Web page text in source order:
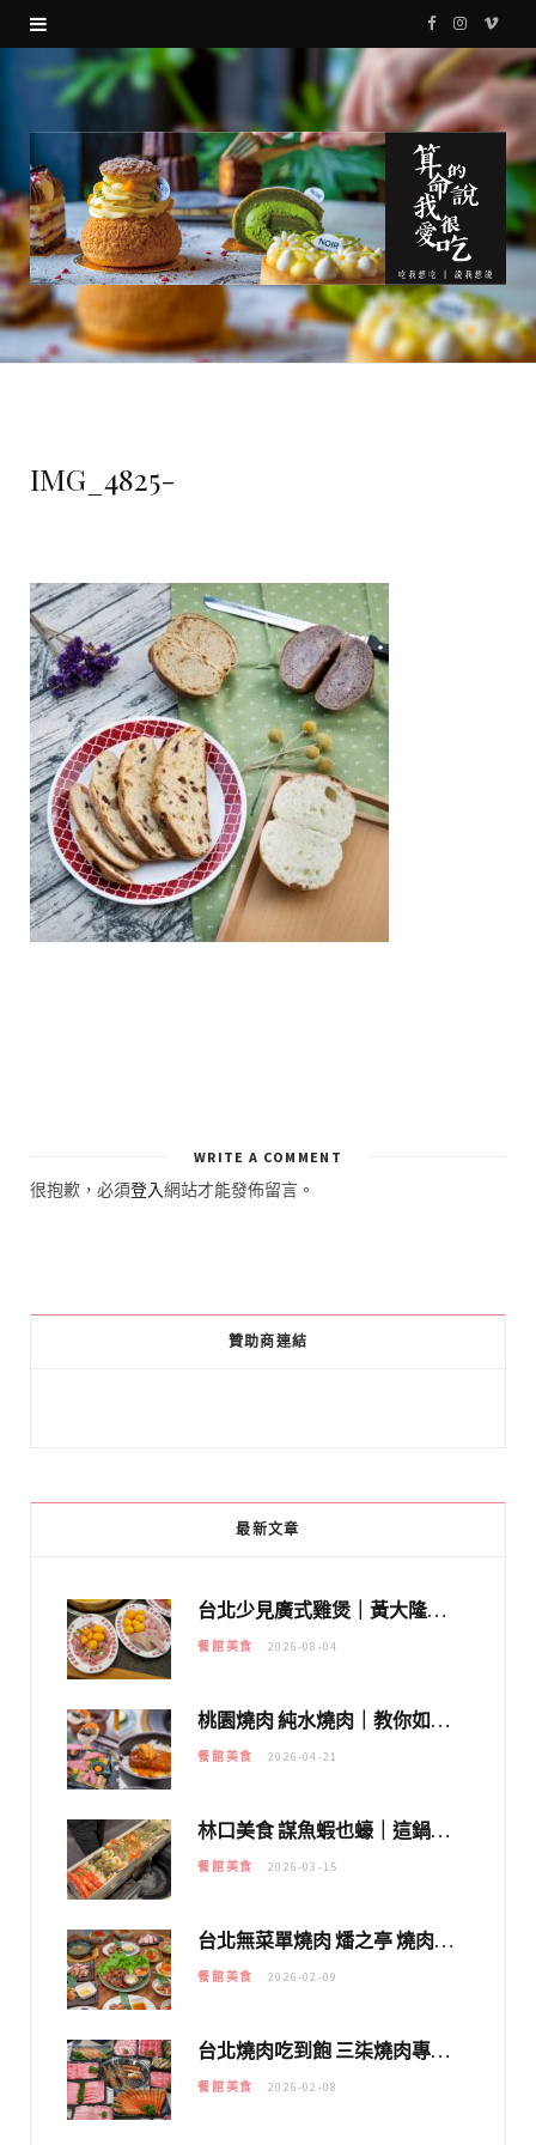
F
a
c
e
b
o
k
I
s
g
r
a
V
i
IMG_4825-
WRITE A COMMENT
很抱歉，必須登入網站才能發佈留言。
贊助商連結
最新文章
台北少見廣式雞煲｜黃大隆濃郁煲湯：經典提燈與溫體雞肉，熬夜修仙不如來喝湯！
餐館美食 2026-08-04
桃園燒肉 純水燒肉｜教你如何優惠吃日本A5和牛各種部位，私房菜誠意吃好吃滿
餐館美食 2026-04-21
林口美食 謀魚蝦也蠔｜這鍋太狂！「蟹老闆派對鍋」10多種海鮮浮誇上桌，壽星再送生食摩天輪！
餐館美食 2026-03-15
台北無菜單燒肉 燔之亭 燒肉場｜延吉街的 $980個人無菜單「雞」料理～
餐館美食 2026-02-09
台北燒肉吃到飽 三柒燒肉專門店｜日本A5和牛×龍蝦蟹腳雙拼，海陸霸氣開吃！
餐館美食 2026-02-08